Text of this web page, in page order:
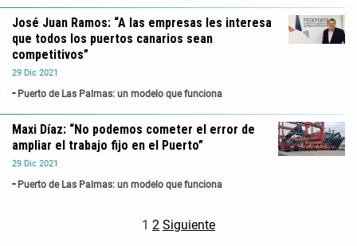
29 Dic 2021
Puerto de Las Palmas: un modelo que funciona
José Juan Ramos: “A las empresas les interesa
que todos los puertos canarios sean
competitivos”
29 Dic 2021
Puerto de Las Palmas: un modelo que funciona
Maxi Díaz: “No podemos cometer el error de
ampliar el trabajo fijo en el Puerto”
1 2 Siguiente